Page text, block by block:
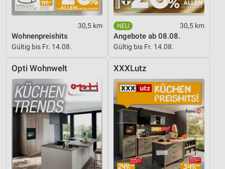
30,5 km
Wohnenpreishits
Gültig bis Fr. 14.08.
30,5 km
Angebote ab 08.08.
Gültig bis Fr. 14.08.
Opti Wohnwelt XXXLutz
Geräte anhand von aktiv angeforderten
Nicht-IAB-Verarbeitungszwecke:
Notwendig
Performance
Funktional
Werbung